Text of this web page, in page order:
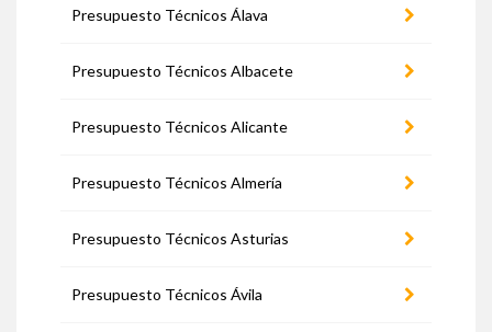
Presupuesto Técnicos Álava
Presupuesto Técnicos Albacete
Presupuesto Técnicos Alicante
Presupuesto Técnicos Almería
Presupuesto Técnicos Asturias
Presupuesto Técnicos Ávila